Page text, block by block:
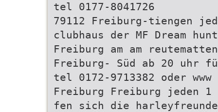
tel 0177-8041726
79112 Freiburg-tiengen
clubhaus der MF Dream
Freiburg am am
Freiburg- Süd ab 20 uhr
tel 0172-9713382 oder
Freiburg Freiburg jeden
fen sich die